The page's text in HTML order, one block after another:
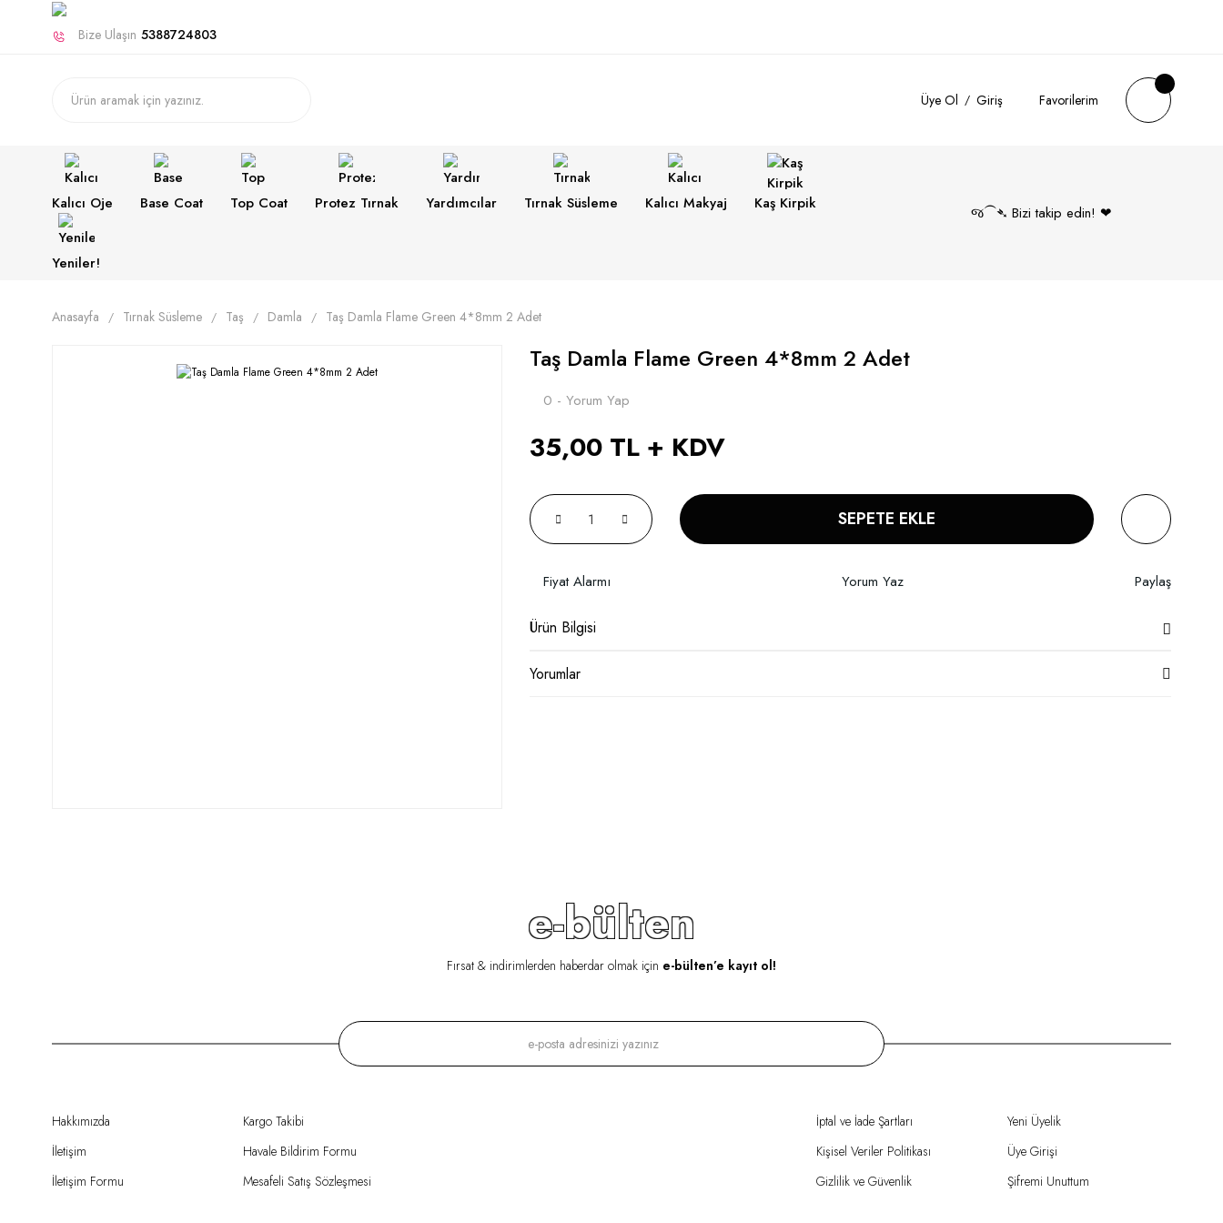
Bize Ulaşın 5388724803
Üye Ol Giriş Favorilerim
Kalıcı Oje Base Coat Top Coat Protez Tırnak Yardımcılar Tırnak Süsleme Kalıcı Makyaj Kaş Kirpik
Yeniler!
જ⁀➴ Bizi takip edin! ❤︎
Anasayfa Tırnak Süsleme Taş Damla Taş Damla Flame Green 4*8mm 2 Adet
Taş Damla Flame Green 4*8mm 2 Adet
0 - Yorum Yap
35,00 TL + KDV
SEPETE EKLE
Fiyat Alarmı Yorum Yaz Paylaş
Ürün Bilgisi
Yorumlar
e-bülten
Fırsat & indirimlerden haberdar olmak için e-bülten’e kayıt ol!
Hakkımızda
İletişim
İletişim Formu
Kargo Takibi
Havale Bildirim Formu
Mesafeli Satış Sözleşmesi
İptal ve İade Şartları
Kişisel Veriler Politikası
Gizlilik ve Güvenlik
Yeni Üyelik
Üye Girişi
Şifremi Unuttum